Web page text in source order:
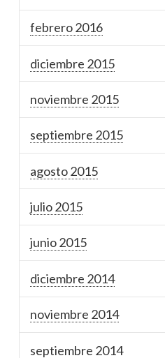
febrero 2016
diciembre 2015
noviembre 2015
septiembre 2015
agosto 2015
julio 2015
junio 2015
diciembre 2014
noviembre 2014
septiembre 2014